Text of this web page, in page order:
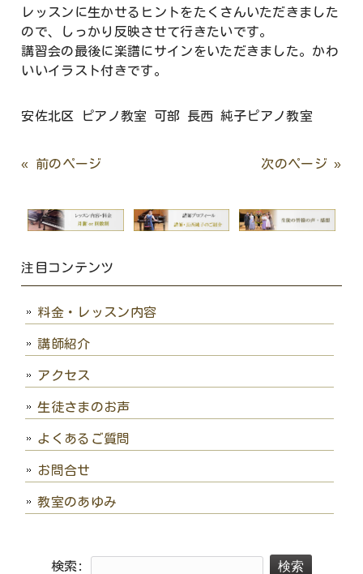
レッスンに生かせるヒントをたくさんいただきました
ので、しっかり反映させて行きたいです。
講習会の最後に楽譜にサインをいただきました。かわ
いいイラスト付きです。
安佐北区 ピアノ教室 可部 長西 純子ピアノ教室
« 前のページ 次のページ »
注目コンテンツ
料金・レッスン内容
講師紹介
アクセス
生徒さまのお声
よくあるご質問
お問合せ
教室のあゆみ
検索: